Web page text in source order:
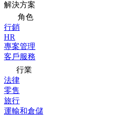
解決方案
角色
行銷
HR
專案管理
客戶服務
行業
法律
零售
旅行
運輸和倉儲